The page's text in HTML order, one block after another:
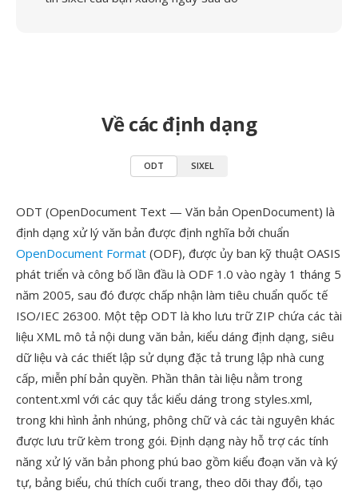
Về các định dạng
ODT SIXEL
ODT (OpenDocument Text — Văn bản OpenDocument) là
định dạng xử lý văn bản được định nghĩa bởi chuẩn
OpenDocument Format (ODF), được ủy ban kỹ thuật OASIS
phát triển và công bố lần đầu là ODF 1.0 vào ngày 1 tháng 5
năm 2005, sau đó được chấp nhận làm tiêu chuẩn quốc tế
ISO/IEC 26300. Một tệp ODT là kho lưu trữ ZIP chứa các tài
liệu XML mô tả nội dung văn bản, kiểu dáng định dạng, siêu
dữ liệu và các thiết lập sử dụng đặc tả trung lập nhà cung
cấp, miễn phí bản quyền. Phần thân tài liệu nằm trong
content.xml với các quy tắc kiểu dáng trong styles.xml,
trong khi hình ảnh nhúng, phông chữ và các tài nguyên khác
được lưu trữ kèm trong gói. Định dạng này hỗ trợ các tính
năng xử lý văn bản phong phú bao gồm kiểu đoạn văn và ký
tự, bảng biểu, chú thích cuối trang, theo dõi thay đổi, tạo